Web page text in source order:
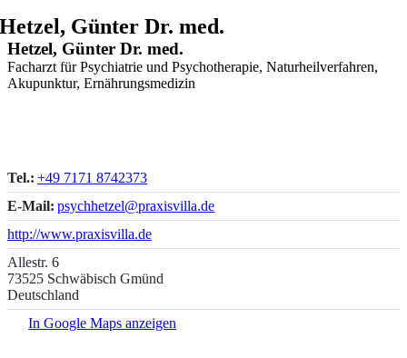
Hetzel, Günter Dr. med.
Hetzel, Günter Dr. med.
Facharzt für Psychiatrie und Psychotherapie, Naturheilverfahren,
Akupunktur, Ernährungsmedizin
Tel.: +49 7171 8742373
E-Mail: psychhetzel@praxisvilla.de
http://www.praxisvilla.de
Allestr. 6
73525 Schwäbisch Gmünd
Deutschland
In Google Maps anzeigen